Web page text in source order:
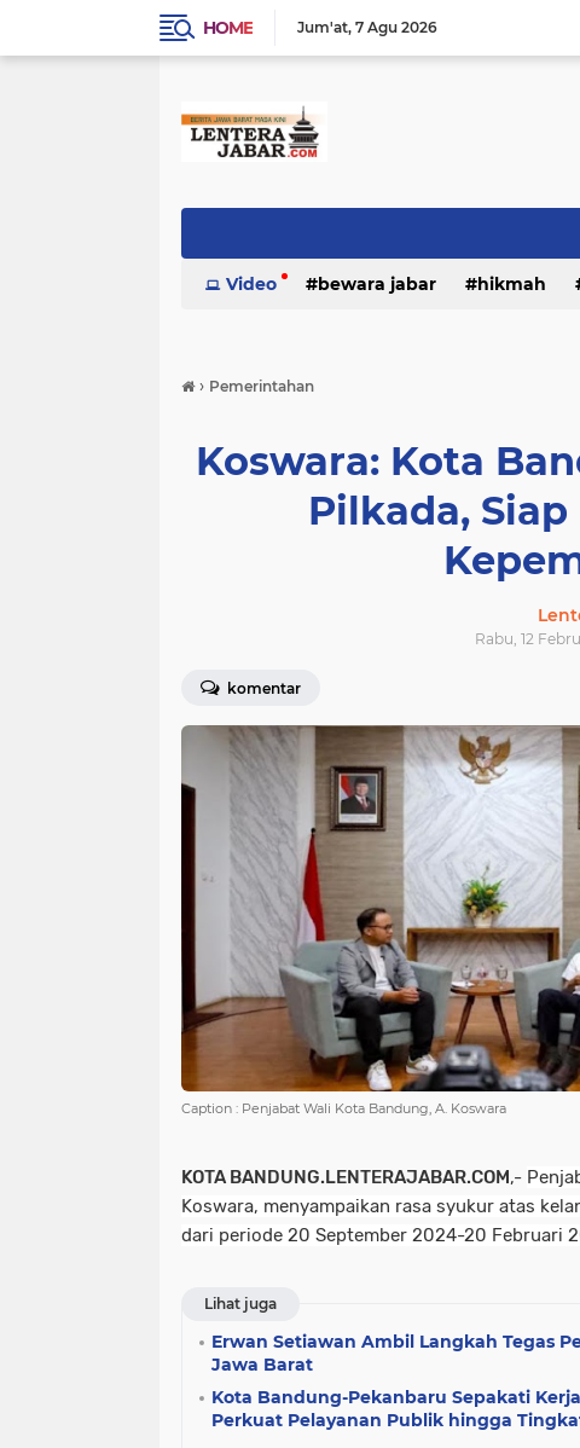
HOME Jum'at 7 Agu 2026
Video bewara jabar hikmah
› Pemerintahan
Koswara: Kota
Pilkada,
Rabu, 12
komentar
Caption : Penjabat Wali Kota Bandung, A. Koswara
KOTA BANDUNG.LENTERAJABAR.COM,-
Koswara, menyampaikan rasa syukur atas
dari periode 20 September 2024-20 Februari
Lihat juga
Erwan Setiawan Ambil Langkah Tegas
Jawa Barat
Kota Bandung-Pekanbaru Sepakati
Perkuat Pelayanan Publik hingga